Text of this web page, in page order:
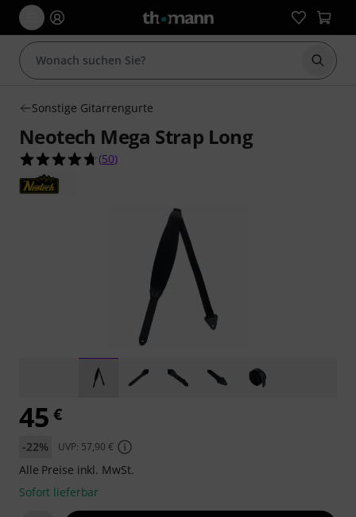
Suche
Sonstige Gitarrengurte
Neotech Mega Strap Long
4.7 von 5 Sternen aus 50 Kundenbewertungen
(50)
45 €
-22% UVP: 57,90 €
Alle Preise inkl. MwSt.
Sofort lieferbar